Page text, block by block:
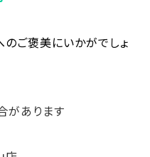
ご褒美にいかがでしょ
があります